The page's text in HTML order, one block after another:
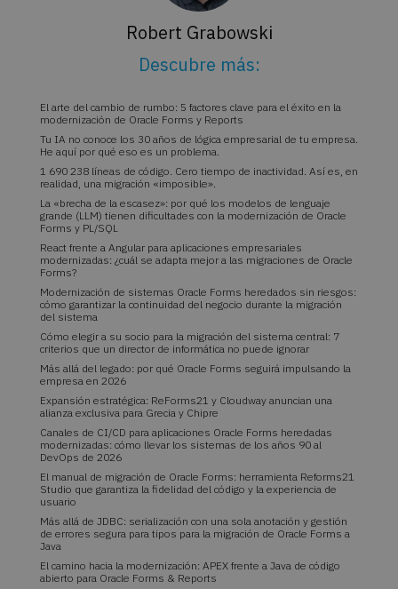
Robert Grabowski
Descubre más:
El arte del cambio de rumbo: 5 factores clave para el éxito en la
modernización de Oracle Forms y Reports
Tu IA no conoce los 30 años de lógica empresarial de tu empresa.
He aquí por qué eso es un problema.
1 690 238 líneas de código. Cero tiempo de inactividad. Así es, en
realidad, una migración «imposible».
La «brecha de la escasez»: por qué los modelos de lenguaje
grande (LLM) tienen dificultades con la modernización de Oracle
Forms y PL/SQL
React frente a Angular para aplicaciones empresariales
modernizadas: ¿cuál se adapta mejor a las migraciones de Oracle
Forms?
Modernización de sistemas Oracle Forms heredados sin riesgos:
cómo garantizar la continuidad del negocio durante la migración
del sistema
Cómo elegir a su socio para la migración del sistema central: 7
criterios que un director de informática no puede ignorar
Más allá del legado: por qué Oracle Forms seguirá impulsando la
empresa en 2026
Expansión estratégica: ReForms21 y Cloudway anuncian una
alianza exclusiva para Grecia y Chipre
Canales de CI/CD para aplicaciones Oracle Forms heredadas
modernizadas: cómo llevar los sistemas de los años 90 al
DevOps de 2026
El manual de migración de Oracle Forms: herramienta Reforms21
Studio que garantiza la fidelidad del código y la experiencia de
usuario
Más allá de JDBC: serialización con una sola anotación y gestión
de errores segura para tipos para la migración de Oracle Forms a
Java
El camino hacia la modernización: APEX frente a Java de código
abierto para Oracle Forms & Reports